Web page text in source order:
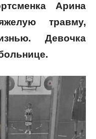
Арина
травму,
Девочка